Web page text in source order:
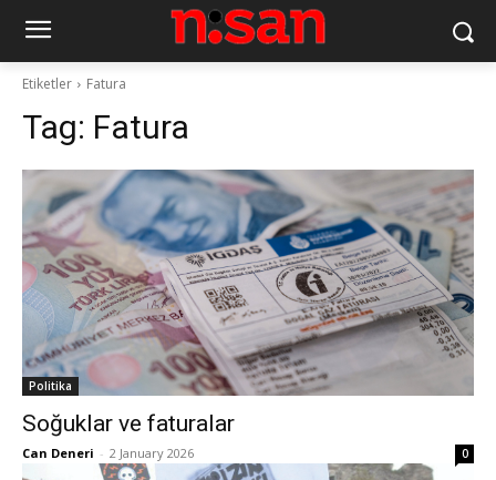
Etiketler Fatura
Tag: Fatura
Politika
Soğuklar ve faturalar
Can Deneri - 2 January 2026 0